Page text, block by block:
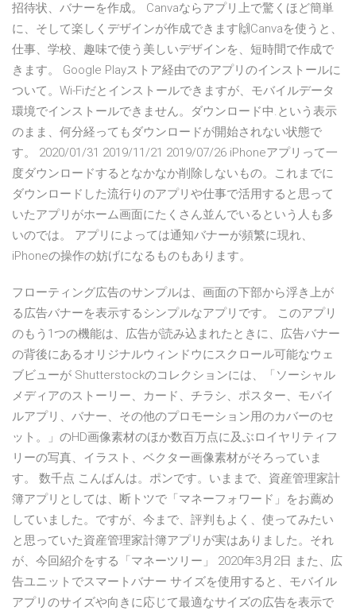
招待状、バナーを作成。 Canvaならアプリ上で驚くほど簡単
に、そして楽しくデザインが作成できます🙌Canvaを使うと、
仕事、学校、趣味で使う美しいデザインを、短時間で作成で
きます。 Google Playストア経由でのアプリのインストールに
ついて。Wi-Fiだとインストールできますが、モバイルデータ
環境でインストールできません。ダウンロード中.という表示
のまま、何分経ってもダウンロードが開始されない状態で
す。 2020/01/31 2019/11/21 2019/07/26 iPhoneアプリって一
度ダウンロードするとなかなか削除しないもの。これまでに
ダウンロードした流行りのアプリや仕事で活用すると思って
いたアプリがホーム画面にたくさん並んでいるという人も多
いのでは。 アプリによっては通知バナーが頻繁に現れ、
iPhoneの操作の妨げになるものもあります。
フローティング広告のサンプルは、画面の下部から浮き上が
る広告バナーを表示するシンプルなアプリです。 このアプリ
のもう1つの機能は、広告が読み込まれたときに、広告バナー
の背後にあるオリジナルウィンドウにスクロール可能なウェ
ブビューが Shutterstockのコレクションには、「ソーシャル
メディアのストーリー、カード、チラシ、ポスター、モバイ
ルアプリ、バナー、その他のプロモーション用のカバーのセ
ット。」のHD画像素材のほか数百万点に及ぶロイヤリティフ
リーの写真、イラスト、ベクター画像素材がそろっていま
す。 数千点 こんばんは。ポンです。いままで、資産管理家計
簿アプリとしては、断トツで「マネーフォワード」をお薦め
していました。ですが、今まで、評判もよく、使ってみたい
と思っていた資産管理家計簿アプリが実はありました。それ
が、今回紹介をする「マネーツリー」 2020年3月2日 また、広
告ユニットでスマートバナー サイズを使用すると、モバイル
アプリのサイズや向きに応じて最適なサイズの広告を表示で